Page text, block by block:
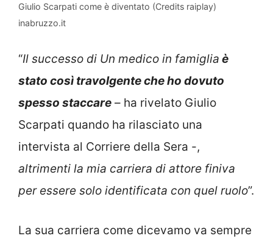
Giulio Scarpati come è diventato (Credits raiplay)
inabruzzo.it
“Il successo di Un medico in famiglia è
stato così travolgente che ho dovuto
spesso staccare – ha rivelato Giulio
Scarpati quando ha rilasciato una
intervista al Corriere della Sera -,
altrimenti la mia carriera di attore finiva
per essere solo identificata con quel ruolo”.
La sua carriera come dicevamo va sempre